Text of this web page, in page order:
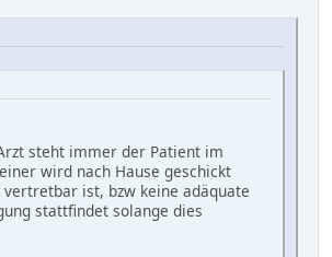
steht immer der Patient im
wird nach Hause geschickt
ist, bzw keine adäquate
stattfindet solange dies